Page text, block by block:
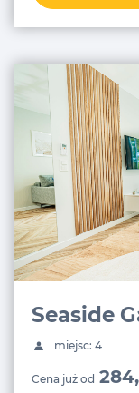
Seaside
miejsc: 4
Cena już od